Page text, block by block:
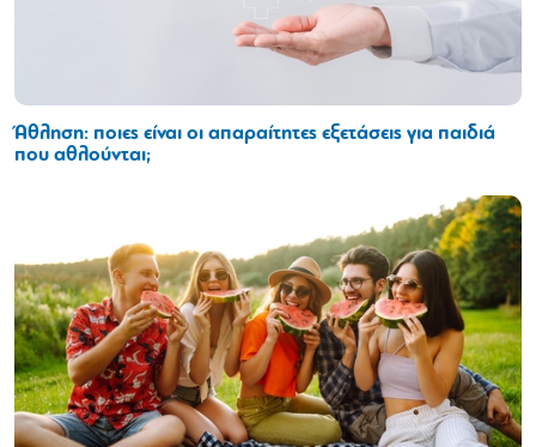
Άθληση: ποιες είναι οι απαραίτητες εξετάσεις για παιδιά
που αθλούνται;